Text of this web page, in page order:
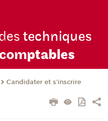
techniques
ptables
Candidater et s'inscrire